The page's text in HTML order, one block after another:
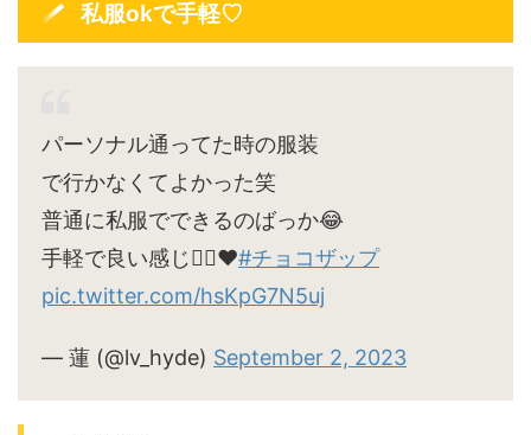
私服okで手軽♡
パーソナル通ってた時の服装
で行かなくてよかった笑
普通に私服でできるのばっか😂
手軽で良い感じ🙆‍♀️♥#チョコザップ
pic.twitter.com/hsKpG7N5uj
— 蓮 (@lv_hyde) September 2, 2023